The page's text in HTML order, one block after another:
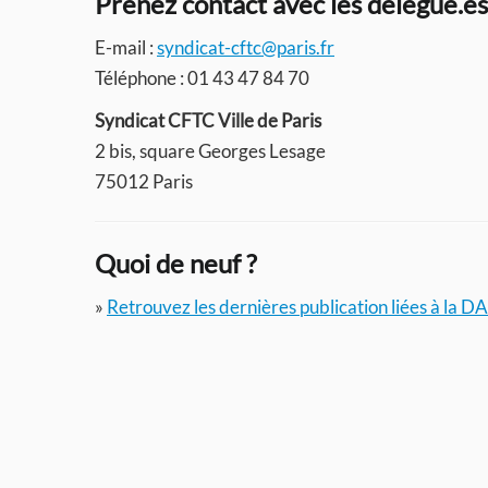
E-mail :syndicat-cftc@paris.fr
Téléphone : 01 43 47 84 70
Syndicat CFTC Ville de Paris
2 bis, square Georges Lesage
75012 Paris
Quoi de neuf ?
» Retrouvez les dernières publication liées à la